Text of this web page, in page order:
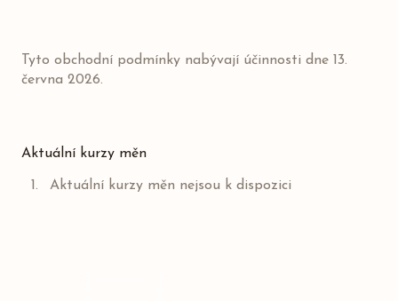
Tyto obchodní podmínky nabývají účinnosti dne 13.
června 2026.
Aktuální kurzy měn
Aktuální kurzy měn nejsou k dispozici